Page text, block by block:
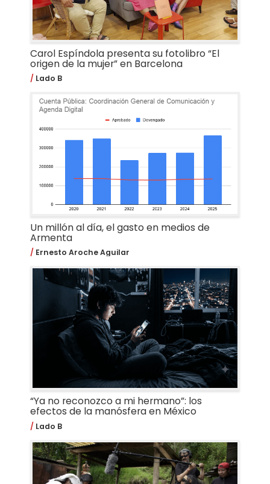
Carol Espíndola presenta su fotolibro “El
origen de la mujer” en Barcelona
Lado B
Un millón al día, el gasto en medios de
Armenta
Ernesto Aroche Aguilar
“Ya no reconozco a mi hermano”: los
efectos de la manósfera en México
Lado B